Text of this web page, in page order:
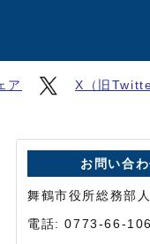
ア X（旧
お問い合
舞鶴市役所総務部
電話: 0773-66-